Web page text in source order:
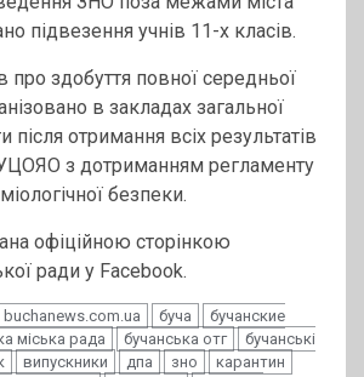
підвезення учнів 11-х класів.
про здобуття повної середньої
в закладах загальної
після отримання всіх результатів
УЦОЯО з дотриманням регламенту
безпеки.
офіційною сторінкою
ради у Facebook.
buchanews.com.ua буча
бучанские
міська рада бучанська отг
бучанські
випускники дпа зно
карантин